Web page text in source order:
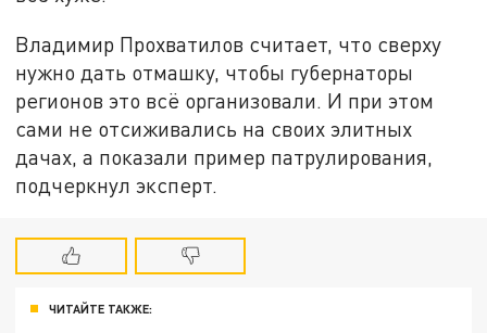
Владимир Прохватилов считает, что сверху
нужно дать отмашку, чтобы губернаторы
регионов это всё организовали. И при этом
сами не отсиживались на своих элитных
дачах, а показали пример патрулирования,
подчеркнул эксперт.
ЧИТАЙТЕ ТАКЖЕ: